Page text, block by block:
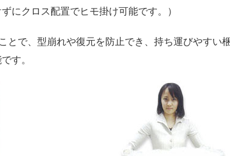
にクロス配置でヒモ掛け可能です。）
とで、型崩れや復元を防止でき、持ち運びやすい
す。